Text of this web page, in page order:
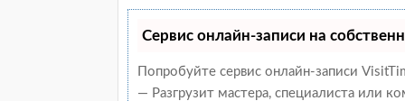
Сервис онлайн-записи на
Попробуйте сервис онлайн-записи
— Разгрузит мастера, специалиста или